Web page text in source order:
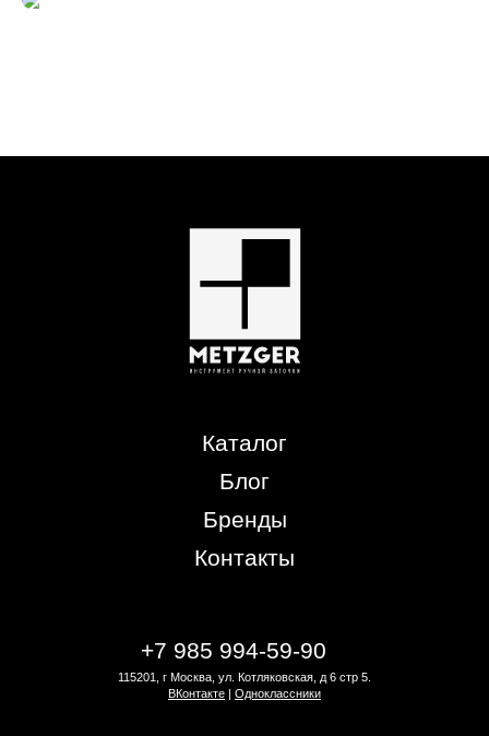
Каталог
Блог
Бренды
Контакты
+7 985 994-59-90
115201, г Москва, ул. Котляковская, д 6 стр 5.
ВКонтакте | Одноклассники